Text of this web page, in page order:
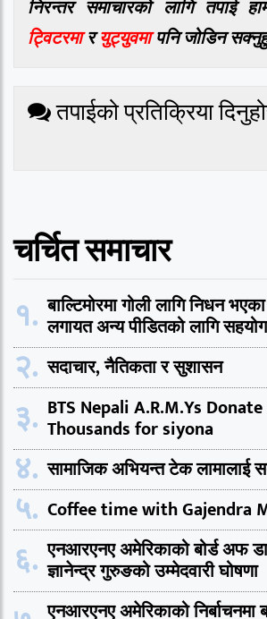
निरन्तर समाचारको लागि तपाई
ट्विटरमारयुट्युवमापनि जोडिन
तपाईको प्रतिक्रिया
चर्चित समाचार
१. बाल्टिमोरमा गोली लागि निधन
लगायत अन्य पीडितको लागि
२. सदाचार, नैतिकता र सुशासन
३. BTS Nepali A.R.M.Ys
Thousands for siyona
४. सामाजिक अभियन्त टेक लामालाई
५. Coffee time with Gajendra
६. एनआरएनए अमेरिकाको बोर्ड अफ
ज्ञानेन्द्र गुरुङको उम्मेदवारी घोषणा
एनआरएनए अमेरिकाको निर्बाचनमा